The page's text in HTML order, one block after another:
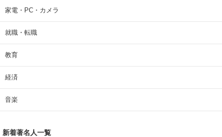
家電・PC・カメラ
就職・転職
教育
経済
音楽
新着著名人一覧